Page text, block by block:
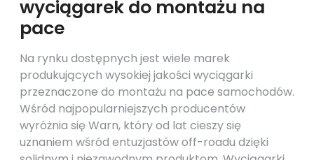
wyciągarek do montażu na
pace
Na rynku dostępnych jest wiele marek
produkujących wysokiej jakości wyciągarki
przeznaczone do montażu na pace samochodów.
Wśród najpopularniejszych producentów
wyróżnia się Warn, który od lat cieszy się
uznaniem wśród entuzjastów off-roadu dzięki